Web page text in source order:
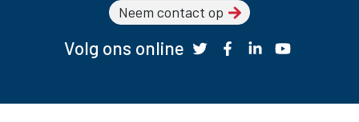
Neem contact op
Volg ons online